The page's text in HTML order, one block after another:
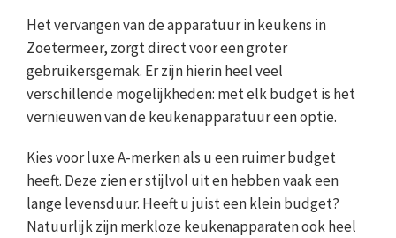
Het vervangen van de apparatuur in keukens in
Zoetermeer, zorgt direct voor een groter
gebruikersgemak. Er zijn hierin heel veel
verschillende mogelijkheden: met elk budget is het
vernieuwen van de keukenapparatuur een optie.
Kies voor luxe A-merken als u een ruimer budget
heeft. Deze zien er stijlvol uit en hebben vaak een
lange levensduur. Heeft u juist een klein budget?
Natuurlijk zijn merkloze keukenapparaten ook heel